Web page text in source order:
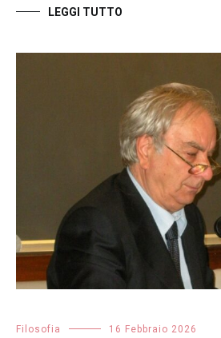
LEGGI TUTTO
Filosofia 16 Febbraio 2026